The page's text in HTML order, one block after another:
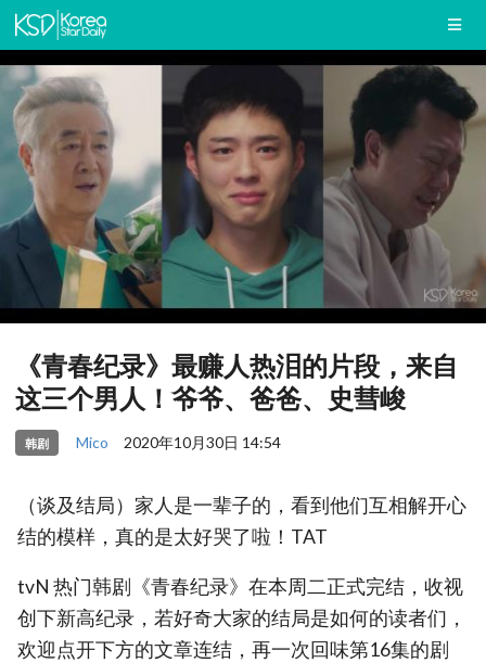
《青春纪录》最赚人热泪的片段，来自
这三个男人！爷爷、爸爸、史彗峻
韩剧 Mico 2020年10月30日 14:54
（谈及结局）家人是一辈子的，看到他们互相解开心
结的模样，真的是太好哭了啦！TAT
tvN 热门韩剧《青春纪录》在本周二正式完结，收视
创下新高纪录，若好奇大家的结局是如何的读者们，
欢迎点开下方的文章连结，再一次回味第16集的剧